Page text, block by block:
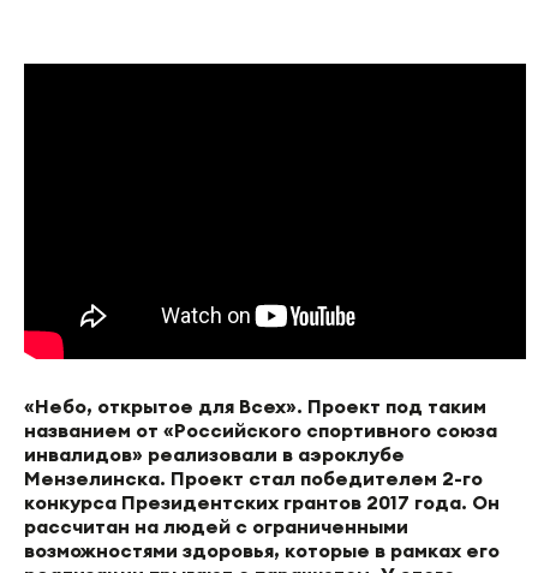
«Небо, открытое для Всех». Проект под таким
названием от «Российского спортивного союза
инвалидов» реализовали в аэроклубе
Мензелинска. Проект стал победителем 2-го
конкурса Президентских грантов 2017 года. Он
рассчитан на людей с ограниченными
возможностями здоровья, которые в рамках его